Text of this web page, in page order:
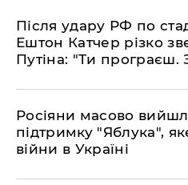
Після удару РФ по
Ештон Катчер різко
Путіна: "Ти програєш.
Росіяни масово
підтримку "Яблука",
війни в Україні